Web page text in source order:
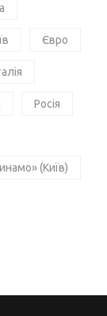
Євро
Росія
(Київ)